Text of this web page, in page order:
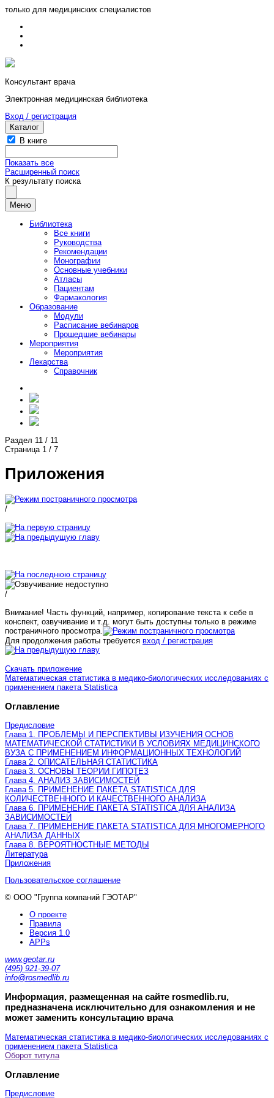
только для медицинских специалистов
Консультант врача
Электронная медицинская библиотека
Вход / регистрация
Каталог
В книге
Показать все
Расширенный поиск
К результату поиска
Меню
Библиотека
Все книги
Руководства
Рекомендации
Монографии
Основные учебники
Атласы
Пациентам
Фармакология
Образование
Модули
Расписание вебинаров
Прошедшие вебинары
Мероприятия
Мероприятия
Лекарства
Справочник
Раздел 11 / 11
Страница 1 / 7
Приложения
/
/
Внимание! Часть функций, например, копирование текста к себе в
конспект, озвучивание и т.д. могут быть доступны только в режиме
постраничного просмотра.
Для продолжения работы требуется вход / регистрация
Скачать приложение
Математическая статистика в медико-биологических исследованиях с
применением пакета Statistica
Оглавление
Предисловие
Глава 1. ПРОБЛЕМЫ И ПЕРСПЕКТИВЫ ИЗУЧЕНИЯ ОСНОВ
МАТЕМАТИЧЕСКОЙ СТАТИСТИКИ В УСЛОВИЯХ МЕДИЦИНСКОГО
ВУЗА С ПРИМЕНЕНИЕМ ИНФОРМАЦИОННЫХ ТЕХНОЛОГИЙ
Глава 2. ОПИСАТЕЛЬНАЯ СТАТИСТИКА
Глава 3. ОСНОВЫ ТЕОРИИ ГИПОТЕЗ
Глава 4. АНАЛИЗ ЗАВИСИМОСТЕЙ
Глава 5. ПРИМЕНЕНИЕ ПАКЕТА STATISTICA ДЛЯ
КОЛИЧЕСТВЕННОГО И КАЧЕСТВЕННОГО АНАЛИЗА
Глава 6. ПРИМЕНЕНИЕ ПАКЕТА STATISTICA ДЛЯ АНАЛИЗА
ЗАВИСИМОСТЕЙ
Глава 7. ПРИМЕНЕНИЕ ПАКЕТА STATISTICA ДЛЯ МНОГОМЕРНОГО
АНАЛИЗА ДАННЫХ
Глава 8. ВЕРОЯТНОСТНЫЕ МЕТОДЫ
Литература
Приложения
Пользовательское соглашение
© ООО "Группа компаний ГЭОТАР"
О проекте
Правила
Версия 1.0
APPs
www.geotar.ru
(495) 921-39-07
info@rosmedlib.ru
Информация, размещенная на сайте rosmedlib.ru,
предназначена исключительно для ознакомления и не
может заменить консультацию врача
Математическая статистика в медико-биологических исследованиях с
применением пакета Statistica
Оборот титула
Оглавление
Предисловие